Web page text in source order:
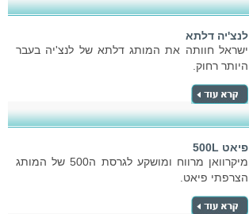
לנצ'יה דלתא
ישראל חוותה את המותג דלתא של לנצ'יה בעבר
היותר רחוק.
פיאט 500L
מיקרוואן מרווח ומושקע לגרסת ה500 של המותג
הצרפתי פיאט.